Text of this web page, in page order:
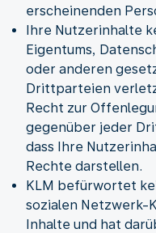
erscheinenden
Ihre Nutzerinhalte
Eigentums,
oder anderen
Drittparteien
Recht zur
gegenüber jeder
dass Ihre
Rechte darstellen.
KLM befürwortet
sozialen
Inhalte und hat